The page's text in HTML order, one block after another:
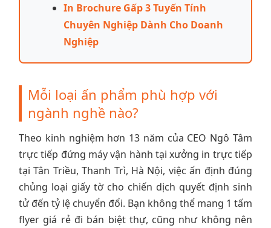
In Brochure Gấp 3 Tuyến Tính
Chuyên Nghiệp Dành Cho Doanh
Nghiệp
Mỗi loại ấn phẩm phù hợp với
ngành nghề nào?
Theo kinh nghiệm hơn 13 năm của CEO Ngô Tâm
trực tiếp đứng máy vận hành tại xưởng in trực tiếp
tại Tân Triều, Thanh Trì, Hà Nội, việc ấn định đúng
chủng loại giấy tờ cho chiến dịch quyết định sinh
tử đến tỷ lệ chuyển đổi. Bạn không thể mang 1 tấm
flyer giá rẻ đi bán biệt thự, cũng như không nên